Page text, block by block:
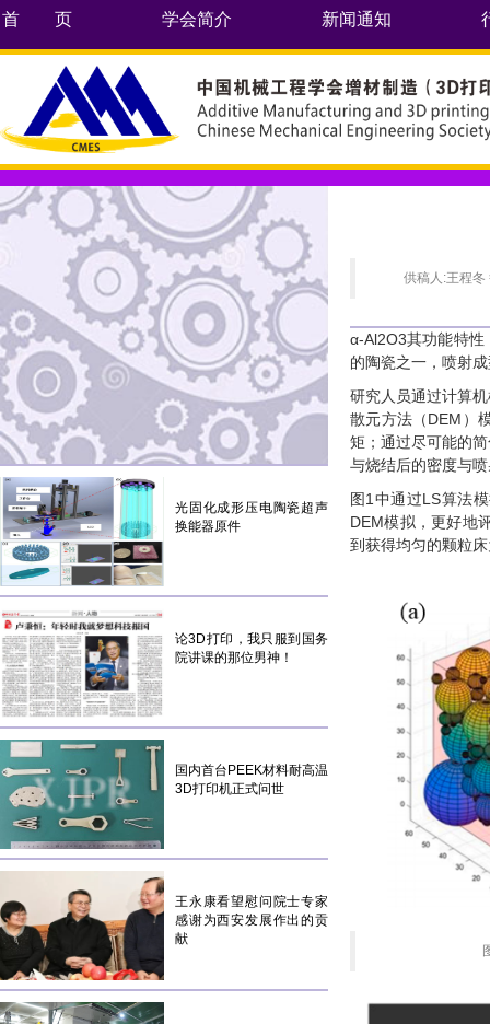
首 页 学会简介 新闻通知
光固化成形压电陶瓷超声
换能器原件
论3D打印，我只服到国务
院讲课的那位男神！
国内首台PEEK材料耐高温
3D打印机正式问世
王永康看望慰问院士专家
感谢为西安发展作出的贡
献
供稿人:王程
α-Al2O3其功能特性
的陶瓷之一，喷射
研究人员通过计算
散元方法（DEM）
矩；通过尽可能的
与烧结后的密度与
图1中通过LS算法
DEM模拟，更好地
到获得均匀的颗粒